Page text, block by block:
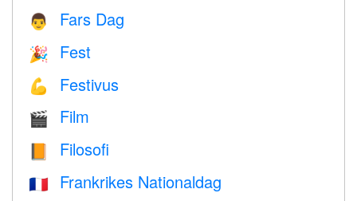
👨 Fars Dag
🎉 Fest
💪 Festivus
🎬 Film
📙 Filosofi
🇫🇷 Frankrikes Nationaldag